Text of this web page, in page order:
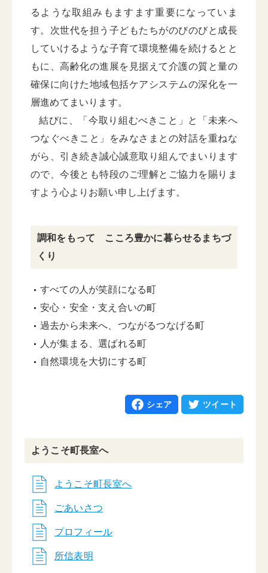
るような取組みもますます重要になっていま
す。次世代を担う子どもたちがのびのびと成長
していけるような子育て環境整備を続けるとと
もに、高齢化の進展を見据えて介護の質と量の
確保に向けた地域包括ケアシステムの深化を一
層進めてまいります。
結びに、「今取り組むべきこと」と「未来へ
つなぐべきこと」をみなさまとの対話を重ねな
がら、引き続き誠心誠意取り組んでまいります
ので、今後とも特段のご理解とご協力を賜りま
すよう心よりお願い申し上げます。
調和をもって こころ豊かに暮らせるまちづ
くり
すべての人が笑顔になる町
安心・安全・支え合いの町
過去から未来へ、つながるつなげる町
人が集まる、選ばれる町
自然環境を大切にする町
シェア ツイート
ようこそ町長室へ
ようこそ町長室へ
ごあいさつ
プロフィール
所信表明